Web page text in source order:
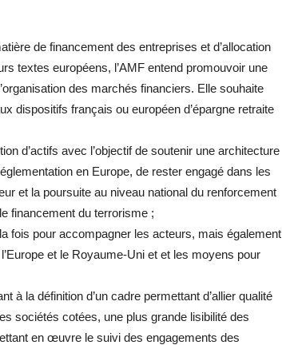
de financement des entreprises et d’allocation
textes européens, l’AMF entend promouvoir une
des marchés financiers. Elle souhaite
dispositifs français ou européen d’épargne retraite
d’actifs avec l’objectif de soutenir une architecture
en Europe, de rester engagé dans les
et la poursuite au niveau national du renforcement
financement du terrorisme ;
fois pour accompagner les acteurs, mais également
et le Royaume-Uni et et les moyens pour
à la définition d’un cadre permettant d’allier qualité
sociétés cotées, une plus grande lisibilité des
en œuvre le suivi des engagements des